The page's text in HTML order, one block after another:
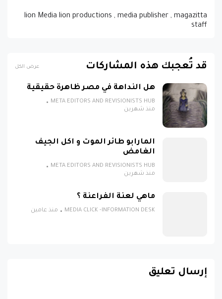
lion Media lion productions , media publisher , magazitta
staff
قد تُعجبك هذه المشاركات عرض الكل
هل النداهة في مصر ظاهرة حقيقية
META EDITORS AND REVISIONISTS HUB
منذ شهرين
المارابو طائر الموت و اكل الجيف
الغامض
META EDITORS AND REVISIONISTS HUB
منذ شهرين
ماهي لعنة الفراعنة ؟
MEDIA CLICK -INFORMATION DESK منذ عامين
إرسال تعليق